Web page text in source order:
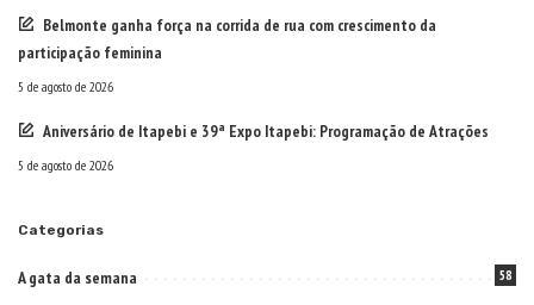
Belmonte ganha força na corrida de rua com crescimento da
participação feminina
5 de agosto de 2026
Aniversário de Itapebi e 39ª Expo Itapebi: Programação de Atrações
5 de agosto de 2026
Categorias
A gata da semana 58